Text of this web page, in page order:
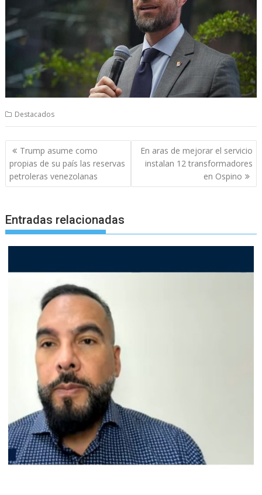
Destacados
Navegación
de
entradas
Trump asume como
propias de su país las reservas
petroleras venezolanas
En aras de mejorar el servicio
instalan 12 transformadores
en Ospino
Entradas relacionadas